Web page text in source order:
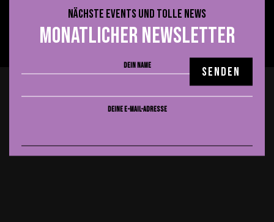
Uncategorized
NÄCHSTE EVENTS UND TOLLE NEWS
MONATLICHER NEWSLETTER
DEIN NAME
DEINE E-MAIL-ADRESSE